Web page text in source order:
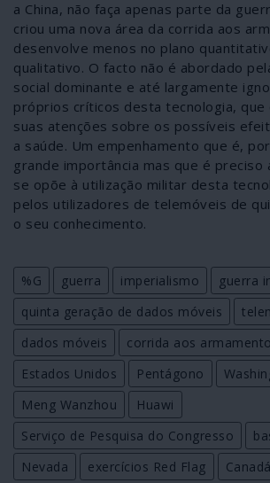
a China, não faça apenas parte da
criou uma nova área da corrida aos
desenvolve menos no plano
qualitativo. O facto não é abordado
social dominante e até largamente
próprios críticos desta tecnologia, que
suas atenções sobre os possíveis
a saúde. Um empenhamento que é,
grande importância mas que é preciso
se opõe à utilização militar desta
pelos utilizadores de telemóveis de
o seu conhecimento.
%G guerra imperialismo
guerra
quinta geração de dados móveis
dados móveis
corrida aos
Estados Unidos
Pentágono
Meng Wanzhou
Huawi
Serviço de Pesquisa do Congresso
Nevada
exercícios Red Flag Canadá